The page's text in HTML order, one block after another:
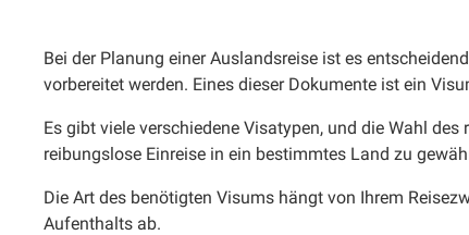
Bei der Planung einer Auslandsreise ist es
vorbereitet werden. Eines dieser Dokumente ist ein
Es gibt viele verschiedene Visatypen, und die Wahl
reibungslose Einreise in ein bestimmtes Land zu
Die Art des benötigten Visums hängt von Ihrem
Aufenthalts ab.